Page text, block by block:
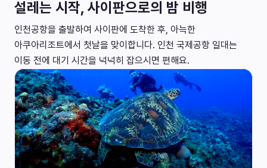
설레는 시작, 사이판으로의 밤 비행
인천공항을 출발하여 사이판에 도착한 후, 아늑한
아쿠아리조트에서 첫날을 맞이합니다. 인천 국제공항 일대는
이동 전에 대기 시간을 넉넉히 잡으시면 편해요.